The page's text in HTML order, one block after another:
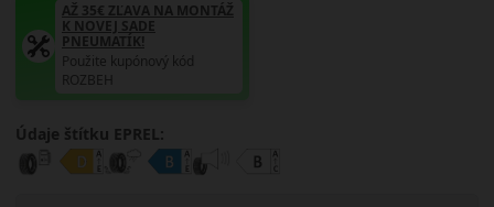
AŽ 35€ ZĽAVA NA MONTÁŽ
K NOVEJ SADE
PNEUMATÍK!
Použite kupónový kód
ROZBEH
Údaje štítku EPREL: